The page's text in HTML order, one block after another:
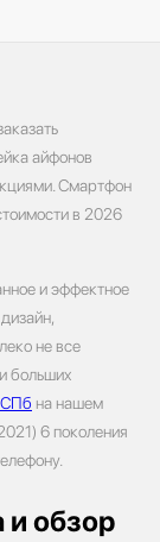
айфонов
Смартфон
в 2026
и эффектное
не все
больших
СПб на нашем
6 поколения
обзор